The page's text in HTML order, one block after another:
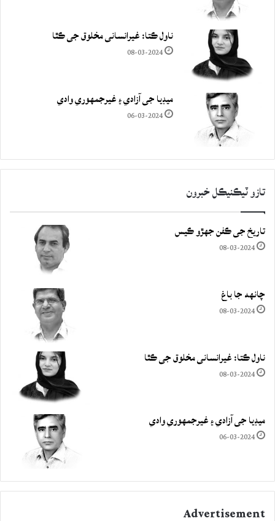
ناول ڪتا: غيرانساني مخلوق جي ڪٿا
08-03-2024
ميڊيا جي آزادي ۽ غيرجمھوري وادي
06-03-2024
تازو ٽيڪنيڪل خبرون
تاريخ جي ڪفن جھڙو ڪيس
08-03-2024
چانهه جا باغ
08-03-2024
ناول ڪتا: غيرانساني مخلوق جي ڪٿا
08-03-2024
ميڊيا جي آزادي ۽ غيرجمھوري وادي
06-03-2024
Advertisement